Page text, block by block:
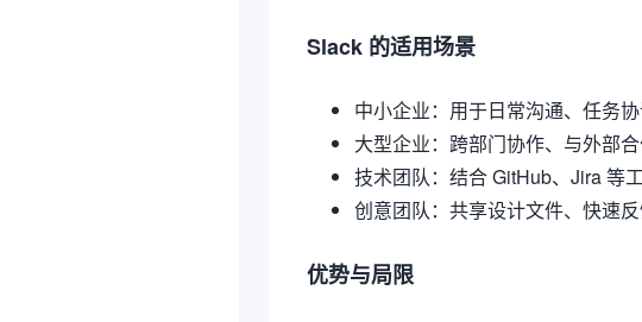
Slack 的适用场景
中小企业：用于日常沟通、任务协
大型企业：跨部门协作、与外部
技术团队：结合 GitHub、Jira 等
创意团队：共享设计文件、快速反
优势与局限